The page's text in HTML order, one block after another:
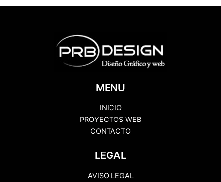
MENU
INICIO
PROYECTOS WEB
CONTACTO
LEGAL
AVISO LEGAL